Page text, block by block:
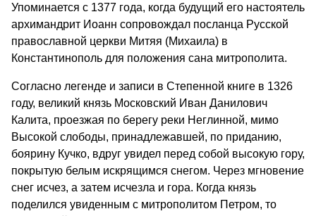
Упоминается с 1377 года, когда будущий его настоятель
архимандрит Иоанн сопровождал посланца Русской
православной церкви Митяя (Михаила) в
Константинополь для положения сана митрополита.
Согласно легенде и записи в Степенной книге в 1326
году, великий князь Московский Иван Данилович
Калита, проезжая по берегу реки Неглинной, мимо
Высокой слободы, принадлежавшей, по приданию,
боярину Кучко, вдруг увидел перед собой высокую гору,
покрытую белым искрящимся снегом. Через мгновение
снег исчез, а затем исчезла и гора. Когда князь
поделился увиденным с митрополитом Петром, то